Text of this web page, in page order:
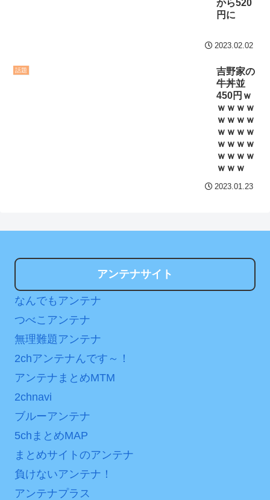
から520
円に
2023.02.02
話題
吉野家の
牛丼並
450円ｗ
ｗｗｗｗ
ｗｗｗｗ
ｗｗｗｗ
ｗｗｗｗ
ｗｗｗｗ
ｗｗｗ
2023.01.23
アンテナサイト
なんでもアンテナ
つべこアンテナ
無理難題アンテナ
2chアンテナんです～！
アンテナまとめMTM
2chnavi
ブルーアンテナ
5chまとめMAP
まとめサイトのアンテナ
負けないアンテナ！
アンテナプラス